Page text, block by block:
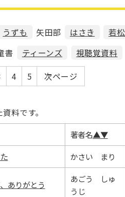
うずも 矢田部 はさき
若松
書 ティーンズ
視聴覚資料
4 5
次ページ
料です。
著者名▲▼
かさい まり
ありがとう
あごう しゅ
うじ